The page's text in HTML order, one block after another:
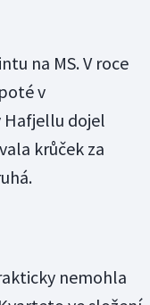
na MS. V roce
v
Hafjellu dojel
krůček za
nemohla